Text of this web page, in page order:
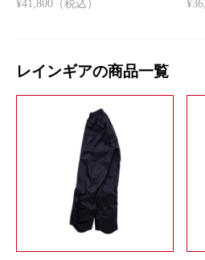
¥41,800（税込）
レインギアの商品一覧